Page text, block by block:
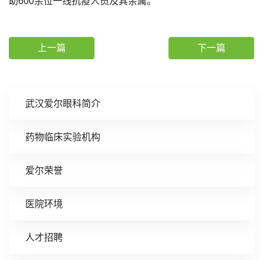
武汉爱尔眼科简介
药物临床实验机构
爱尔荣誉
医院环境
人才招聘
上一篇 下一篇